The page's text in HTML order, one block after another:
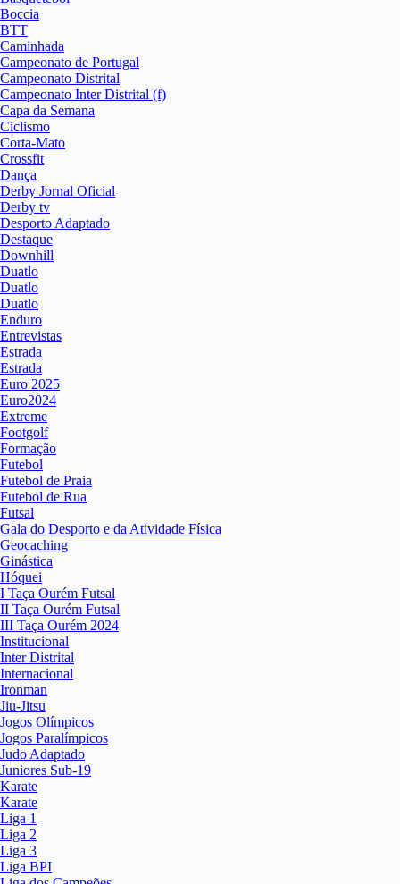
Boccia
BTT
Caminhada
Campeonato de Portugal
Campeonato Distrital
Campeonato Inter Distrital (f)
Capa da Semana
Ciclismo
Corta-Mato
Crossfit
Dança
Derby Jornal Oficial
Derby tv
Desporto Adaptado
Destaque
Downhill
Duatlo
Duatlo
Duatlo
Enduro
Entrevistas
Estrada
Estrada
Euro 2025
Euro2024
Extreme
Footgolf
Formação
Futebol
Futebol de Praia
Futebol de Rua
Futsal
Gala do Desporto e da Atividade Física
Geocaching
Ginástica
Hóquei
I Taça Ourém Futsal
II Taça Ourém Futsal
III Taça Ourém 2024
Institucional
Inter Distrital
Internacional
Ironman
Jiu-Jitsu
Jogos Olímpicos
Jogos Paralímpicos
Judo Adaptado
Juniores Sub-19
Karate
Karate
Liga 1
Liga 2
Liga 3
Liga BPI